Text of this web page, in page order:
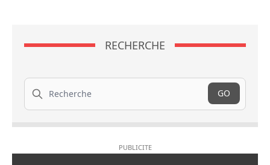
RECHERCHE
Recherche
GO